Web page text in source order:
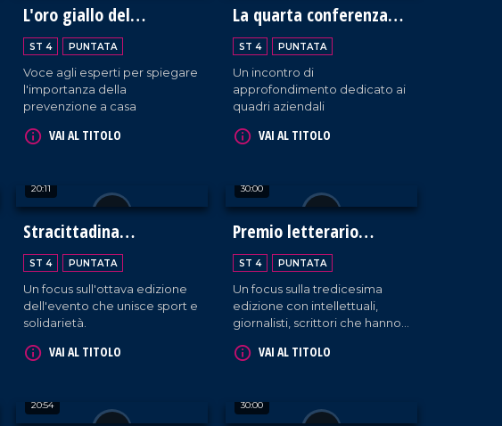
L'oro giallo del
Mediterraneo
ST 4 PUNTATA
Voce agli esperti per spiegare
l'importanza della
prevenzione a casa
VAI AL TITOLO
La quarta conferenza
della BCC Mediocrati
ST 4 PUNTATA
Un incontro di
approfondimento dedicato ai
quadri aziendali
VAI AL TITOLO
20:11
Stracittadina
Filadelfiese 2024
ST 4 PUNTATA
Un focus sull'ottava edizione
dell'evento che unisce sport e
solidarietà.
VAI AL TITOLO
30:00
Premio letterario
Caccuri
ST 4 PUNTATA
Un focus sulla tredicesima
edizione con intellettuali,
giornalisti, scrittori che hanno
nella Presila crotonese.
VAI AL TITOLO
20:54 30:00